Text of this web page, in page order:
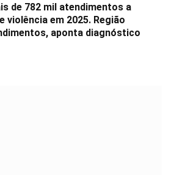
de 782 mil atendimentos a
violência em 2025. Região
aponta diagnóstico